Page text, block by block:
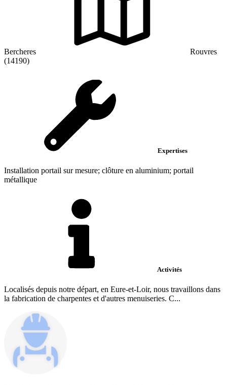
Bercheres
Rouvres
(14190)
Expertises
Installation portail sur mesure; clôture en aluminium; portail
métallique
Activités
Localisés depuis notre départ, en Eure-et-Loir, nous travaillons dans
la fabrication de charpentes et d'autres menuiseries. C...